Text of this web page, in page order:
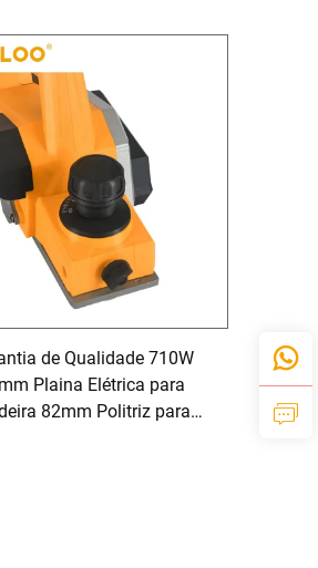
de Qualidade 710W
Plaina Elétrica para
82mm Politriz para